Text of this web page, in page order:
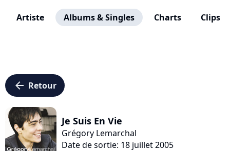
Artiste Albums & Singles Charts Clips
arrow_left Retour
Je Suis En Vie
Grégory Lemarchal
Date de sortie: 18 juillet 2005